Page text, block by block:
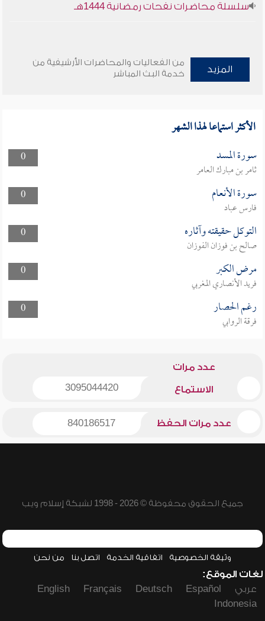
سلسلة محاضرات نفحات رمضانية 1444هـ
المزيد
من الفعاليات والمحاضرات الأرشيفية من
خدمة البث المباشر
الأكثر استماعا لهذا الشهر
0 سورة المسد
ثامر بن مبارك العامر
0
سورة الأنعام
فارس عباد
0
التوكل حقيقته وآثاره
صالح بن فوزان الفوزان
0
مرض الكبر
فريد الأنصاري المغربي
0
رغم الحصار
فرقة الروابي
عدد مرات
الاستماع 3095044420
عدد مرات الحفظ 840186517
جميع الحقوق محفوظة © 2026 - 1998 لشبكة إسلام ويب
وثيقة الخصوصية اتفاقية الخدمة اتصل بنا من نحن
لغات الموقع:
عربي
Español
Deutsch
Français
English
Indonesia